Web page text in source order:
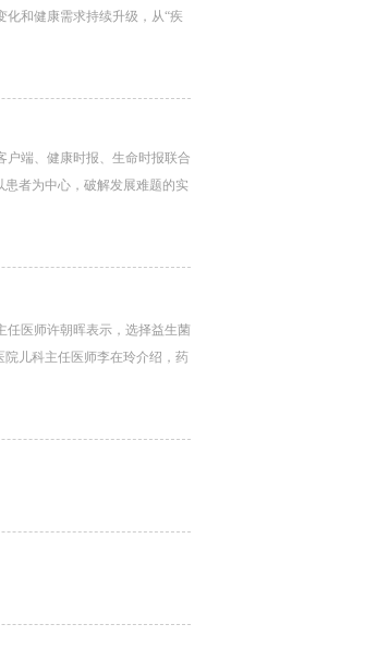
和健康需求持续升级，从“疾
户端、健康时报、生命时报联合
患者为中心，破解发展难题的实
任医师许朝晖表示，选择益生菌
儿科主任医师李在玲介绍，药